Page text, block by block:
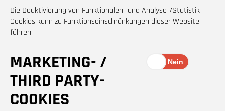
Die Deaktivierung von Funktionalen- und Analyse-/Statistik-
Cookies kann zu Funktionseinschränkungen dieser Website
führen.
MARKETING- /
THIRD PARTY-
COOKIES